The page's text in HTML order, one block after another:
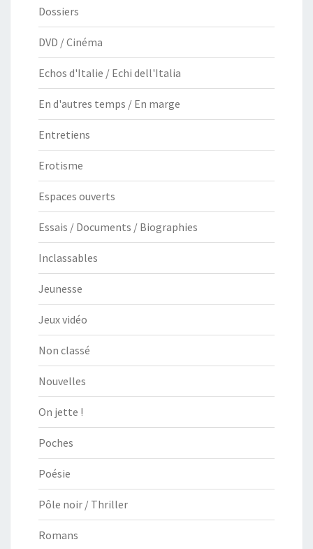
Dossiers
DVD / Cinéma
Echos d'Italie / Echi dell'Italia
En d'autres temps / En marge
Entretiens
Erotisme
Espaces ouverts
Essais / Documents / Biographies
Inclassables
Jeunesse
Jeux vidéo
Non classé
Nouvelles
On jette !
Poches
Poésie
Pôle noir / Thriller
Romans